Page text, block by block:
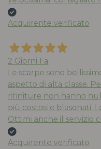
Acquirente verificato
2 Giorni Fa
Le scarpe sono
aspetto di alta classe.
rifiniture non hanno
più costosi e blasonati.
Ottimi anche il servizio
Acquirente verificato